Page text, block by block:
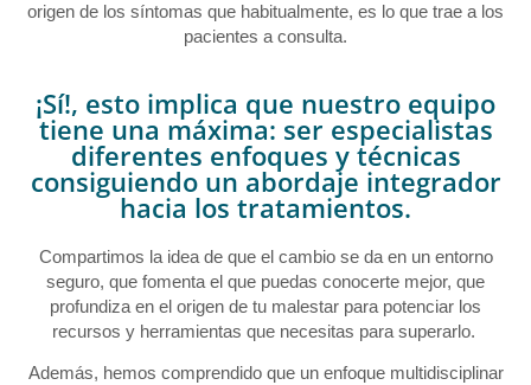
origen de los síntomas que habitualmente, es lo que trae a los
pacientes a consulta.
¡Sí!, esto implica que nuestro equipo
tiene una máxima: ser especialistas
diferentes enfoques y técnicas
consiguiendo un abordaje integrador
hacia los tratamientos.
Compartimos la idea de que el cambio se da en un entorno
seguro, que fomenta el que puedas conocerte mejor, que
profundiza en el origen de tu malestar para potenciar los
recursos y herramientas que necesitas para superarlo.
Además, hemos comprendido que un enfoque multidisciplinar